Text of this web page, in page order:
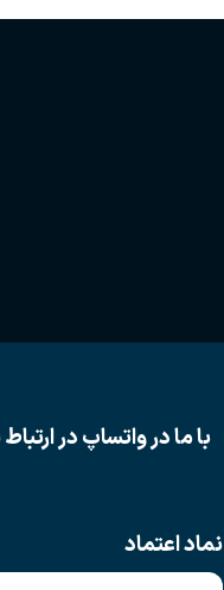
با ما در واتساپ در
نماد اعتماد